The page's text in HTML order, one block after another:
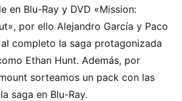
en Blu-Ray y DVD «Mission:
por ello Alejandro García y Paco
completo la saga protagonizada
Ethan Hunt. Además, por
sorteamos un pack con las
saga en Blu-Ray.